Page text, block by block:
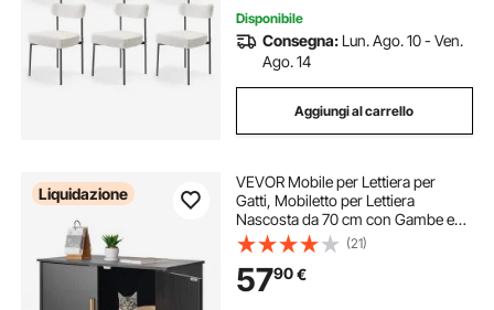
Disponibile
Consegna: Lun. Ago. 10 - Ven.
Ago. 14
Aggiungi al carrello
Liquidazione
VEVOR Mobile per Lettiera per
Gatti, Mobiletto per Lettiera
Nascosta da 70 cm con Gambe e
Maniglia in Metallo, Tavolino per
Toilette per Gatti in Stile Moderno,
per Camera da Letto e Soggiorno
(21)
5790€